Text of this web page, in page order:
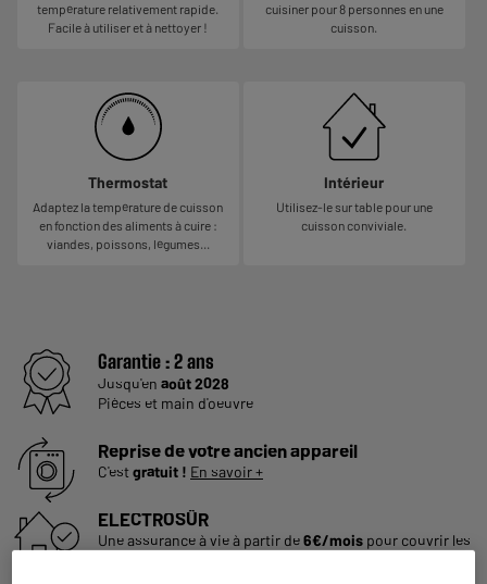
température relativement rapide.
Facile à utiliser et à nettoyer !
cuisiner pour 8 personnes en une
cuisson.
Thermostat
Adaptez la température de cuisson
en fonction des aliments à cuire :
viandes, poissons, légumes...
Intérieur
Utilisez-le sur table pour une
cuisson conviviale.
Garantie :2 ans
Jusqu'en août 2028
Pièces et main d'oeuvre
Reprise de votre ancien appareil
C'estgratuit ! En savoir +
ELECTROSÛR
Une assurance à vie à partir de6€/mois pour couvrir les